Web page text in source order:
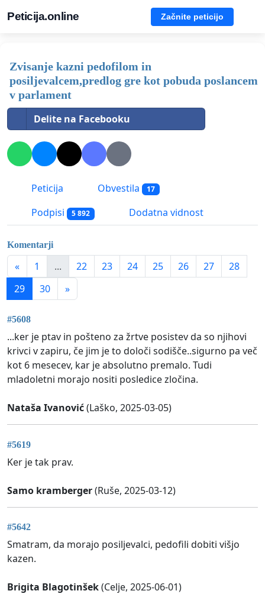
Peticija.online Začnite peticijo
Zvisanje kazni pedofilom in
posiljevalcem,predlog gre kot pobuda poslancem
v parlament
Delite na Facebooku
Peticija Obvestila 17
Podpisi 5 892 Dodatna vidnost
Komentarji
« 1 ... 22 23 24 25 26 27
28
29
30 »
#5608
...ker je ptav in pošteno za žrtve posistev da so njihovi
krivci v zapiru, če jim je to določi sodišče..sigurno pa več
kot 6 mesecev, kar je absolutno premalo. Tudi
mladoletni morajo nositi posledice zločina.
Nataša Ivanović(Laško, 2025-03-05)
#5619
Ker je tak prav.
Samo kramberger(Ruše, 2025-03-12)
#5642
Smatram, da morajo posiljevalci, pedofili dobiti višjo
kazen.
Brigita Blagotinšek(Celje, 2025-06-01)